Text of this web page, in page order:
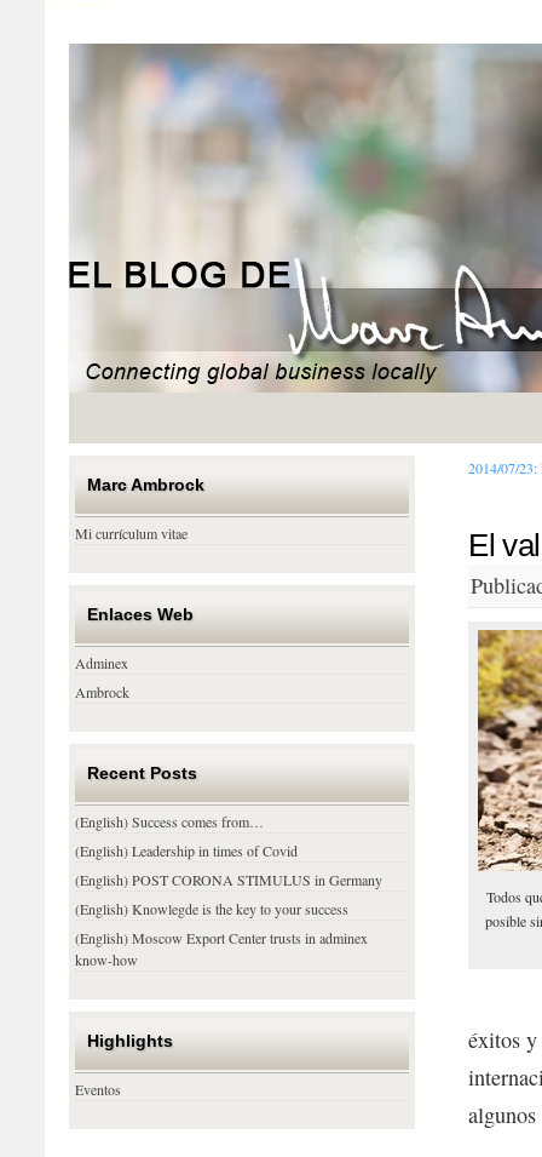
2014/07/23:
El
Todos
posible
éxitos y
Marc Ambrock
Mi currículum vitae
Enlaces Web
Adminex
Ambrock
Recent Posts
(English) Success comes from…
(English) Leadership in times of Covid
(English) POST CORONA STIMULUS in Germany
(English) Knowlegde is the key to your success
(English) Moscow Export Center trusts in adminex
know-how
Highlights
Eventos